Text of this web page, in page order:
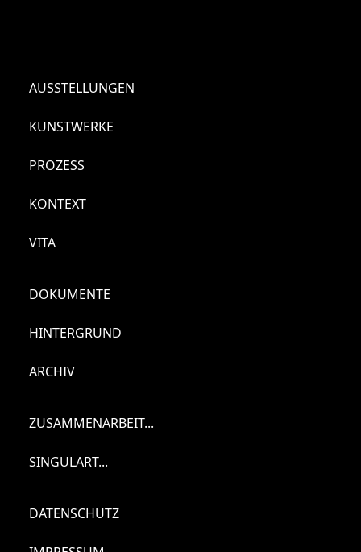
AUSSTELLUNGEN
KUNSTWERKE
PROZESS
KONTEXT
VITA
DOKUMENTE
HINTERGRUND
ARCHIV
ZUSAMMENARBEIT...
SINGULART...
DATENSCHUTZ